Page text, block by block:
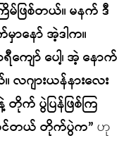
ြိမ်ဖြစ်တယ်။ မနက် ဒီ
မှာနော် အဲ့ဒါက။
ျော် ပေါ့၊ အဲ့ နောက်
လဂျားယန်နားလေး
က် ပွဲပြန်ဖြစ်ကြ
င်တယ် တိုက်ပွဲက” ဟု